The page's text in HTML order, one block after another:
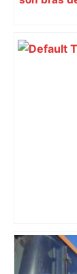
Top 14 :
Toulouse